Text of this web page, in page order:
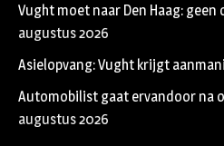
Vught moet naar Den Haag: geen
augustus 2026
Asielopvang: Vught krijgt
Automobilist gaat ervandoor na
augustus 2026